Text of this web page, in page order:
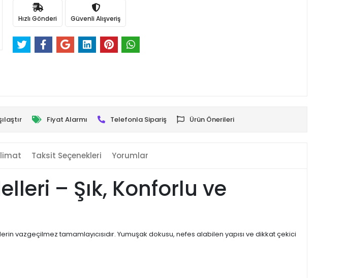
Hızlı Gönderi Güvenli Alışveriş
Fiyat Alarmı Telefonla Sipariş Ürün Önerileri
Taksit Seçenekleri Yorumlar
– Şık, Konforlu ve
vazgeçilmez tamamlayıcısıdır. Yumuşak dokusu, nefes alabilen yapısı ve dikkat çekici